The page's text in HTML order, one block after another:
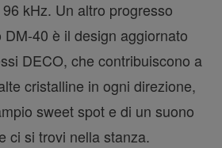
kHz. Un altro progresso
40 è il design aggiornato
DECO, che contribuiscono a
cristalline in ogni direzione,
sweet spot e di un suono
ci si trovi nella stanza.